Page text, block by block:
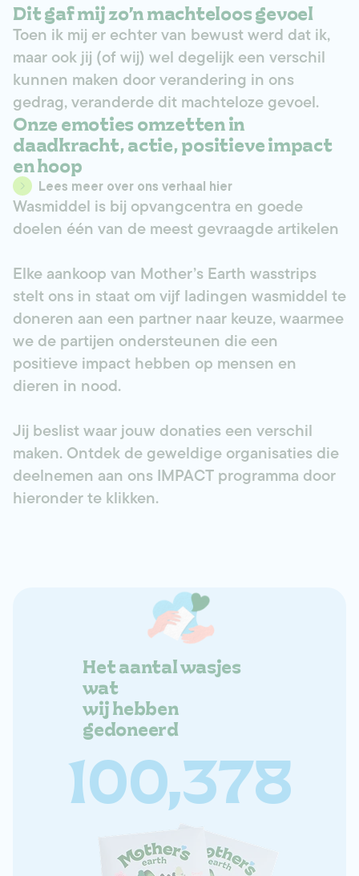
Dit gaf mij zo’n machteloos gevoel
Toen ik mij er echter van bewust werd dat ik,
maar ook jij (of wij) wel degelijk een verschil
kunnen maken door verandering in ons
gedrag, veranderde dit machteloze gevoel.
Onze emoties omzetten in
daadkracht, actie, positieve impact
en hoop
Lees meer over ons verhaal hier
Wasmiddel is bij opvangcentra en goede
doelen één van de meest gevraagde artikelen
Elke aankoop van Mother’s Earth wasstrips
stelt ons in staat om vijf ladingen wasmiddel te
doneren aan een partner naar keuze, waarmee
we de partijen ondersteunen die een
positieve impact hebben op mensen en
dieren in nood.
Jij beslist waar jouw donaties een verschil
maken. Ontdek de geweldige organisaties die
deelnemen aan ons IMPACT programma door
hieronder te klikken.
Het aantal wasjes
wat
wij hebben
gedoneerd
100,378